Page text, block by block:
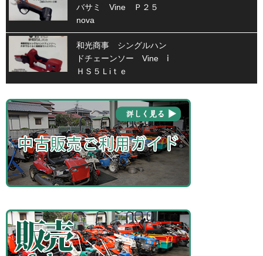
バサミ Vine Ｐ２５
nova
和光商事 シングルハン
ドチェーンソー Vine ⅰ
ＨＳ５Ｌiｔｅ